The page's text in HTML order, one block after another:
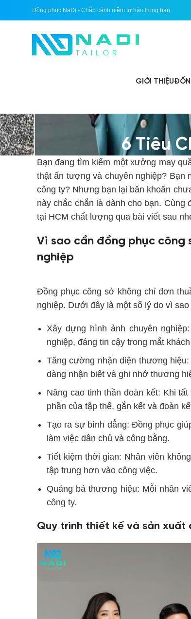
Đồng phục NaDi - Chắp cánh niềm tự hào trong bạn.
GIỚI THIỆU
6 Tiêu
Bạn đang tìm kiếm một xưởng may
thật ấn tượng và chuyên nghiệp? Bạn
công ty? Nhưng bạn lại băn khoăn
này chắc chắn là dành cho bạn.
tại HCM chất lượng qua bài viết sau
Vì sao cần đồng phục công
nghiệp
Đồng phục công sở không chỉ đơn
nghiệp. Dưới đây là một số lý do vì
Xây dựng hình ảnh chuyên
nghiệp, đáng tin cậy trong mắt
Tăng cường nhận diện thương
dàng nhận biết và ghi nhớ thương
Nâng cao tinh thần đoàn kết: Khi
phần của tập thể, gắn kết và đoàn
Tạo ra sự bình đẳng: Đồng phục
làm việc dân chủ và công bằng.
Tiết kiệm thời gian: Nhân viên
tập trung hơn vào công việc.
Quảng bá thương hiệu: Mỗi nhân
công ty.
Quy trình thiết kế và sản